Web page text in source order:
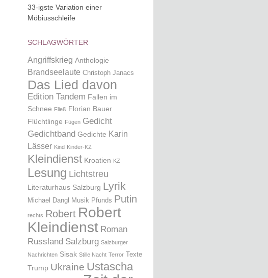
33-igste Variation einer
Möbiusschleife
SCHLAGWÖRTER
Angriffskrieg Anthologie
Brandseelaute Christoph Janacs
Das Lied davon
Edition Tandem Fallen im
Schnee Fließ Florian Bauer
Flüchtlinge Fügen Gedicht
Gedichtband Gedichte Karin
Lässer Kind Kinder-KZ
Kleindienst Kroatien KZ
Lesung Lichtstreu
Literaturhaus Salzburg Lyrik
Michael Dangl Musik Pfunds Putin
rechts Robert Robert
Kleindienst Roman
Russland Salzburg Salzburger
Nachrichten Sisak Stille Nacht Terror Texte
Trump Ukraine Ustascha